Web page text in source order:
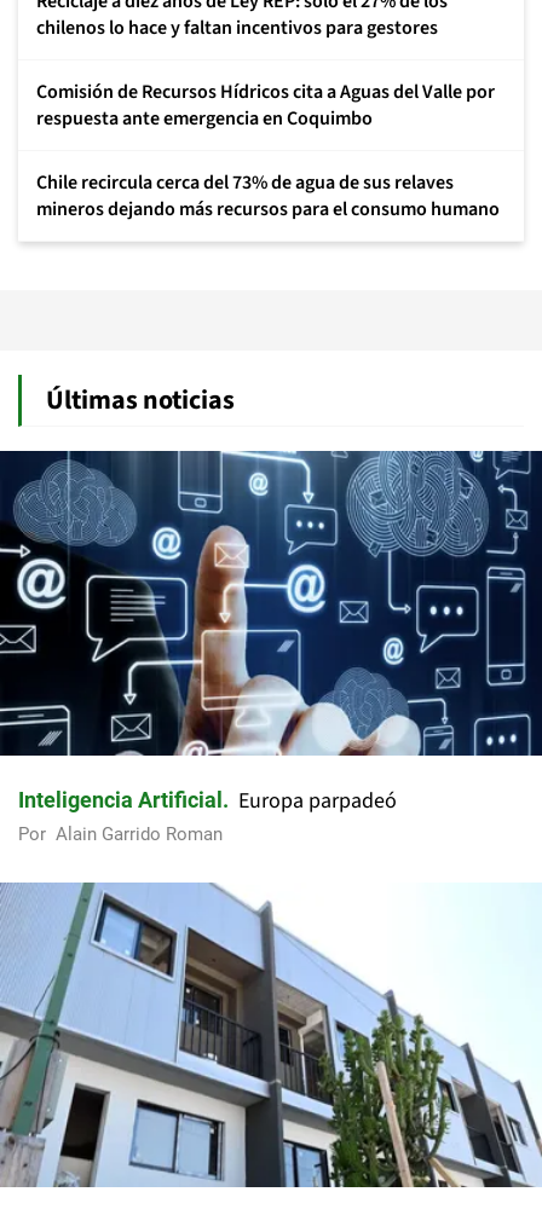
chilenos lo hace y faltan incentivos para gestores
Comisión de Recursos Hídricos cita a Aguas del Valle por
respuesta ante emergencia en Coquimbo
Chile recircula cerca del 73% de agua de sus relaves
mineros dejando más recursos para el consumo humano
Últimas noticias
Inteligencia Artificial Europa parpadeó
Por Alain Garrido Roman